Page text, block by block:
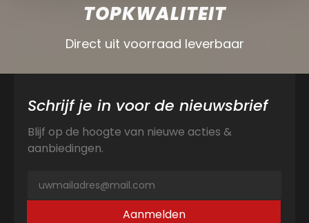
TOPKWALITEIT
Direct uit voorraad leverbaar
Schrijf je in voor de nieuwsbrief
Blijf op de hoogte van nieuwe acties &
aanbiedingen.
Aanmelden